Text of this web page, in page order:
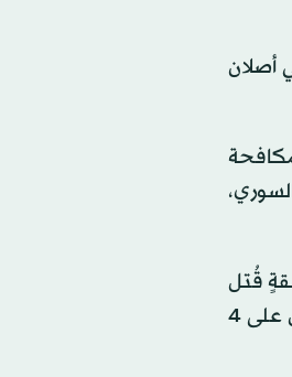
أصلان
مكافحة
قُتل
فيها 8 من المشتبه فيهم، وأصيب اثنان، في اشتباكٍ اندلع بعد رفضهم الاستجابة لنداءات الاستسلام، وقد أُلقي القبض على 4